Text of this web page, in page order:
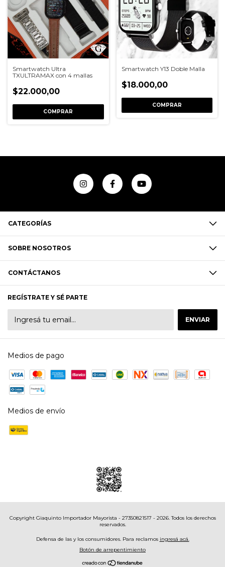
Smartwatch Ultra
TXULTRAMAX con 4 mallas
$22.000,00
COMPRAR
Smartwatch Y13 Doble Malla
$18.000,00
COMPRAR
CATEGORÍAS
SOBRE NOSOTROS
CONTÁCTANOS
REGÍSTRATE Y SÉ PARTE
Medios de pago
Medios de envío
Copyright Giaquinto Importador Mayorista - 27350821517 - 2026. Todos los derechos
reservados.
Defensa de las y los consumidores. Para reclamos ingresá acá.
Botón de arrepentimiento